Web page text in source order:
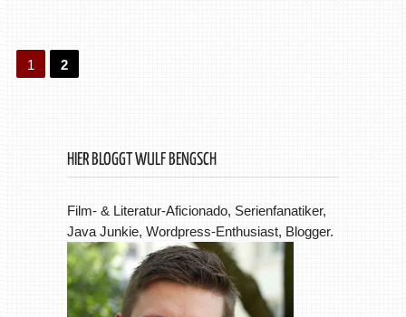
1 2
HIER BLOGGT WULF BENGSCH
Film- & Literatur-Aficionado, Serienfanatiker,
Java Junkie, Wordpress-Enthusiast, Blogger.